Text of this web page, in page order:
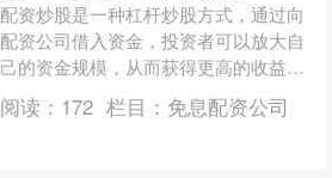
配资炒股是一种杠杆炒股方式，通过向
配资公司借入资金，投资者可以放大自
己的资金规模，从而获得更高的收益。
配资炒股具有以下优势： * **时间投
入：**专业炒股者全....
阅读： 172 栏目： 免息配资公司